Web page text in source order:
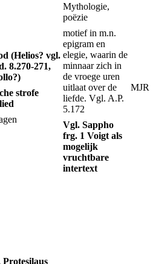
(Helios? vgl.
8.270-271,
strofe
Mythologie,
poëzie
motief in m.n.
epigram en
elegie, waarin de
minnaar zich in
de vroege uren
uitlaat over de
liefde. Vgl. A.P.
5.172
Vgl. Sappho
frg. 1 Voigt als
mogelijk
vruchtbare
intertext
MJR
Protesilaus